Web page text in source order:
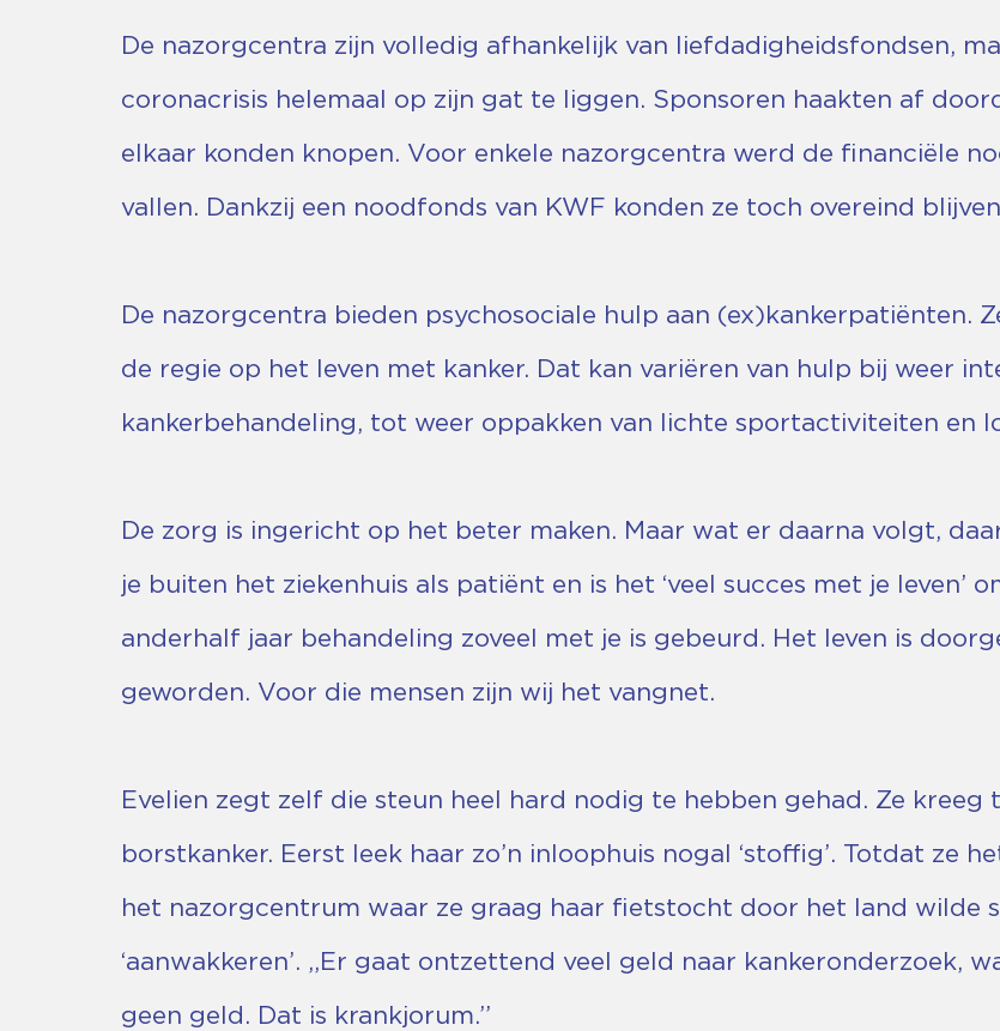
De nazorgcentra zijn volledig afhankelijk van liefdadigheidsfondsen,
coronacrisis helemaal op zijn gat te liggen. Sponsoren haakten af
elkaar konden knopen. Voor enkele nazorgcentra werd de financiële
vallen. Dankzij een noodfonds van KWF konden ze toch overeind
De nazorgcentra bieden psychosociale hulp aan (ex)kankerpatiënten.
de regie op het leven met kanker. Dat kan variëren van hulp bij weer
kankerbehandeling, tot weer oppakken van lichte sportactiviteiten en
De zorg is ingericht op het beter maken. Maar wat er daarna volgt,
je buiten het ziekenhuis als patiënt en is het ‘veel succes met je leven’
anderhalf jaar behandeling zoveel met je is gebeurd. Het leven is
geworden. Voor die mensen zijn wij het vangnet.
Evelien zegt zelf die steun heel hard nodig te hebben gehad. Ze
borstkanker. Eerst leek haar zo’n inloophuis nogal ‘stoffig’. Totdat ze
het nazorgcentrum waar ze graag haar fietstocht door het land wilde
‘aanwakkeren’. ,,Er gaat ontzettend veel geld naar kankeronderzoek,
geen geld. Dat is krankjorum.’’